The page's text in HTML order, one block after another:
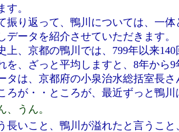
す。
振り返って、鴨川については、一
データを紹介させていただきます。
上、京都の鴨川では、799年以来
を、ざっと平均しますと、8年から
タは、京都府の小泉治水総括室長
ろが・・ところが、最近ずっと鴨
、うん。
長いこと、鴨川が溢れたと言うこ